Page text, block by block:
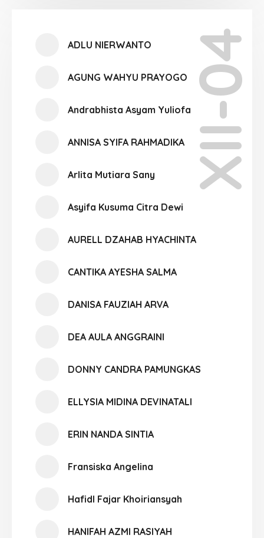
XII-04
ADLU NIERWANTO
AGUNG WAHYU PRAYOGO
Andrabhista Asyam Yuliofa
ANNISA SYIFA RAHMADIKA
Arlita Mutiara Sany
Asyifa Kusuma Citra Dewi
AURELL DZAHAB HYACHINTA
CANTIKA AYESHA SALMA
DANISA FAUZIAH ARVA
DEA AULA ANGGRAINI
DONNY CANDRA PAMUNGKAS
ELLYSIA MIDINA DEVINATALI
ERIN NANDA SINTIA
Fransiska Angelina
Hafidl Fajar Khoiriansyah
HANIFAH AZMI RASIYAH